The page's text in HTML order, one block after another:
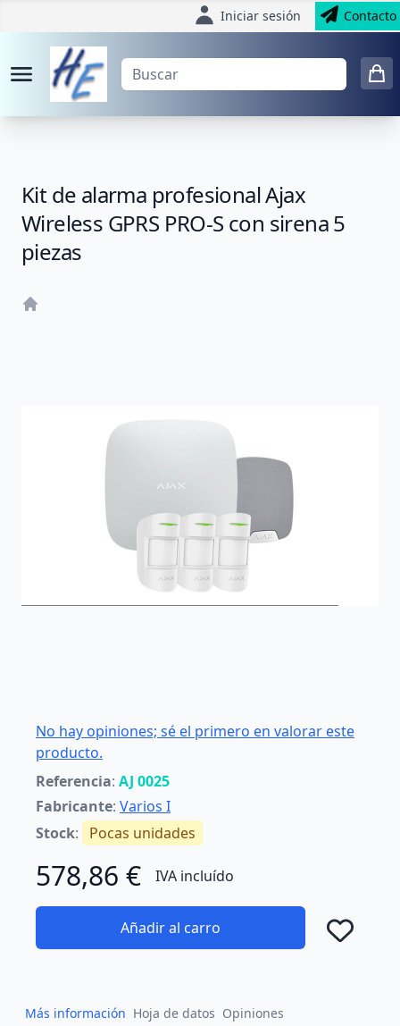
Iniciar sesión Contacto
Kit de alarma profesional Ajax
Wireless GPRS PRO-S con sirena 5
piezas
No hay opiniones; sé el primero en valorar este
producto.
Referencia: AJ 0025
Fabricante: Varios I
Stock: Pocas unidades
578,86 € IVA incluído
Añadir al carro
Más información Hoja de datos Opiniones